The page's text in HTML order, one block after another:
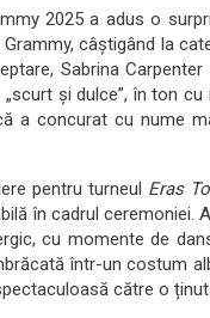
2025 a adus o
câștigând la
Sabrina
și dulce”, în ton
a concurat cu nume
pentru turneul Eras
în cadrul ceremoniei.
cu momente de
într-un costum
către o